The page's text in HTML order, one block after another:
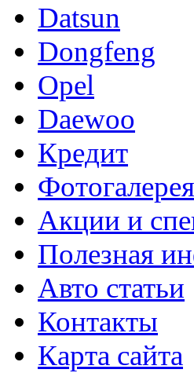
Datsun
Dongfeng
Opel
Daewoo
Кредит
Фотогалерея
Акции и
Полезная
Авто статьи
Контакты
Карта сайта